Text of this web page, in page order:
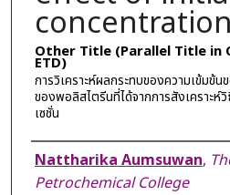
concentration
Other Title (Parallel Title in
ETD)
การวิเคราะห์ผลกระทบของความเข้ม
ของพอลิสไตรีนที่ได้จากการสังเคราะห์
เซชั่น
Author
Nattharika Aumsuwan,
Petrochemical College